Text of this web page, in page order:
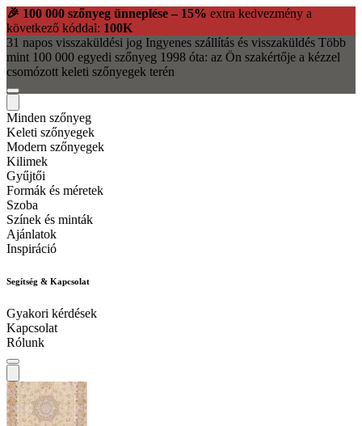
🎉 100 000 szőnyeg ünneplése – 15% extra kedvezmény a
következő kóddal: 100K
31 napos visszaküldési jog Ingyenes szállítás és visszaküldés Több
mint 100 000 egyedi szőnyeg 1998 óta: az Ön szakértője a kézzel
csomózott keleti szőnyegek terén
Minden szőnyeg
Keleti szőnyegek
Modern szőnyegek
Kilimek
Gyűjtői
Formák és méretek
Szoba
Színek és minták
Ajánlatok
Inspiráció
Segítség & Kapcsolat
Gyakori kérdések
Kapcsolat
Rólunk